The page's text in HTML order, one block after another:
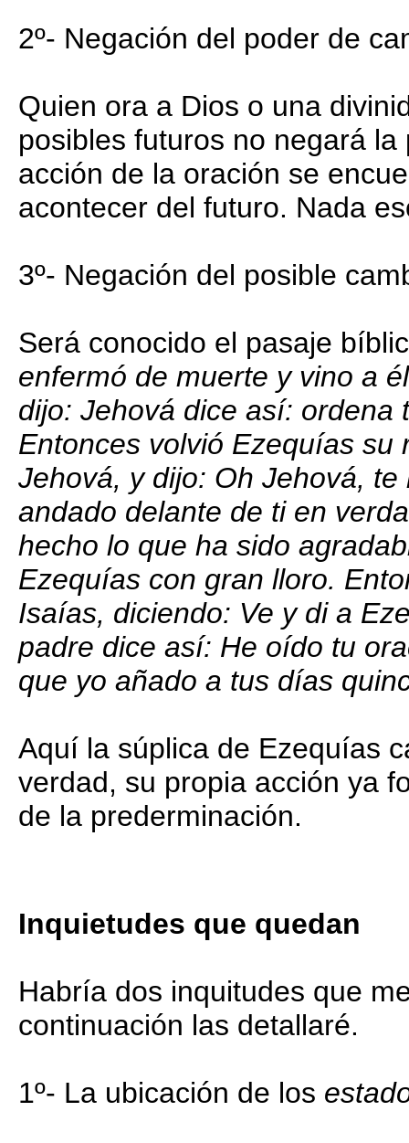
2º- Negación del poder de
Quien ora a Dios o una
posibles futuros no negará
acción de la oración se
acontecer del futuro. Nada
3º- Negación del posible
Será conocido el pasaje
enfermó de muerte y vino a
dijo: Jehová dice así: ordena
Entonces volvió Ezequías
Jehová, y dijo: Oh Jehová,
andado delante de ti en
hecho lo que ha sido
Ezequías con gran lloro.
Isaías, diciendo: Ve y di a
padre dice así: He oído tu
que yo añado a tus días
Aquí la súplica de Ezequías
verdad, su propia acción ya
de la prederminación.
Inquietudes que quedan
Habría dos inquitudes que
continuación las detallaré.
1º- La ubicación de los